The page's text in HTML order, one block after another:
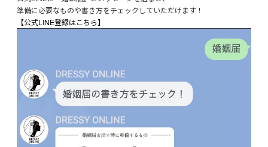
準備に必要なものや書き方をチェックしていただけます！
【公式LINE登録はこちら】